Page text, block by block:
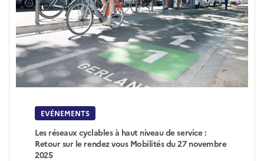
EVÉNEMENTS
Les réseaux cyclables à haut niveau de service :
Retour sur le rendez vous Mobilités du 27 novembre
2025